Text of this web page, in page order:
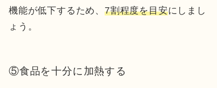
機能が低下するため、 7割程度を目安にしまし
ょう。
⑤食品を十分に加熱する